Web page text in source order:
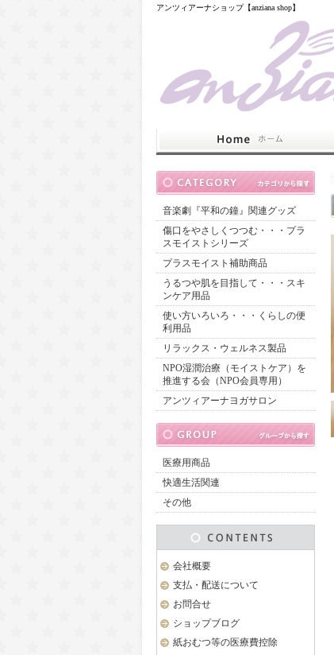
アンツィアーナショップ【anziana shop】
音楽劇『平和の鐘』関連グッズ
傷口をやさしくつつむ・・・プラ
スモイストシリーズ
プラスモイスト補助商品
うるつや肌を目指して・・・スキ
ンケア用品
使い方いろいろ・・・くらしの便
利用品
リラックス・ウェルネス製品
NPO湿潤治療（モイストケア）を
推進する会（NPO会員専用）
アンツィアーナヨガサロン
医療用商品
快適生活関連
その他
会社概要
支払・配送について
お問合せ
ショップブログ
紙おむつ等の医療費控除